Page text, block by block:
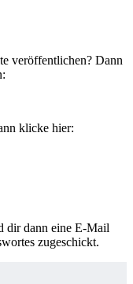
veröffentlichen? Dann
klicke hier:
dir dann eine E-Mail
zugeschickt.